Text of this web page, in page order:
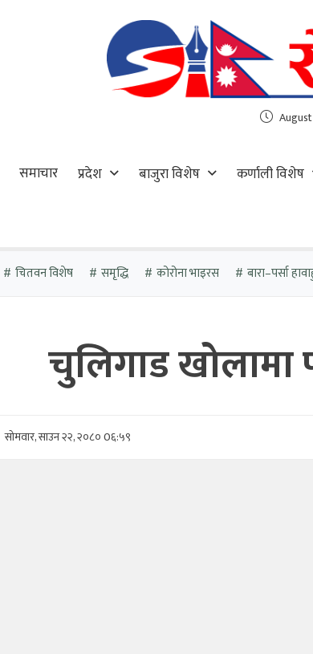
समाचार प्रदेश बाजुरा विशेष कर्णाली विशेष
चितवन विशेष समृद्धि कोरोना भाइरस बारा–पर्सा
चुलिगाड
सोमवार, साउन २२, २०८०0६:५९